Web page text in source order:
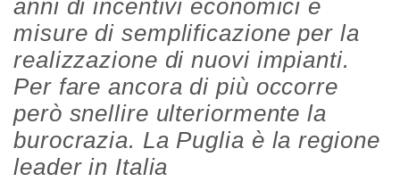
anni di incentivi economici e
misure di semplificazione per la
realizzazione di nuovi impianti.
Per fare ancora di più occorre
però snellire ulteriormente la
burocrazia. La Puglia è la regione
leader in Italia